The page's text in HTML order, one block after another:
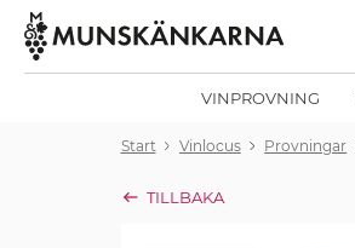
VINPROVNING
Start Vinlocus Provningar
TILLBAKA